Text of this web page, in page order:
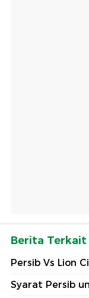
Berita Terkait
Persib Vs Lion
Syarat Persib